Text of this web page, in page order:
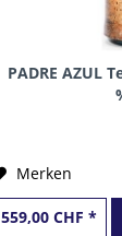
PADRE AZUL
Merken
559,00 CHF *